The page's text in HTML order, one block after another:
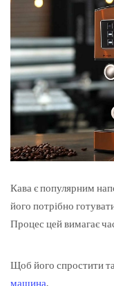
Кава є популярним
його потрібно
Процес цей вимагає
Щоб його спростити
машина.